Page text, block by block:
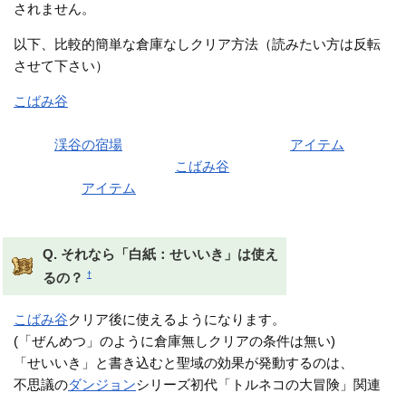
されません。
以下、比較的簡単な倉庫なしクリア方法（読みたい方は反転
させて下さい）
こばみ谷
その後渓谷の宿場 アイテム
こばみ谷
アイテム
Q. それなら「白紙：せいいき」は使え
るの？
†
こばみ谷クリア後に使えるようになります。
(「ぜんめつ」のように倉庫無しクリアの条件は無い)
「せいいき」と書き込むと聖域の効果が発動するのは、
不思議のダンジョンシリーズ初代「トルネコの大冒険」関連